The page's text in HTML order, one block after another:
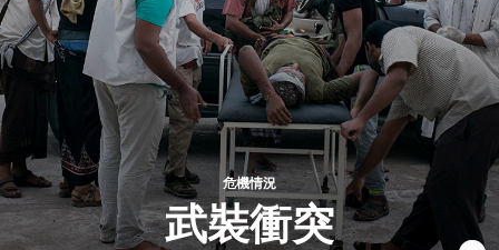
危機情況
武裝衝突